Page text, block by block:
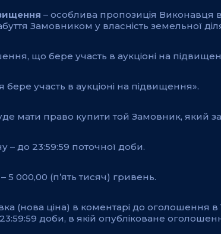
– особлива пропозиція Виконавця
Замовником у власність земельної
що бере участь в аукціоні на
участь в аукціоні на підвищення».
мати право купити той Замовник, який
– до 23:59:59 поточної доби.
5 000,00 (п’ять тисяч) гривень.
(нова ціна) в коментарі до
доби, в якій опубліковане